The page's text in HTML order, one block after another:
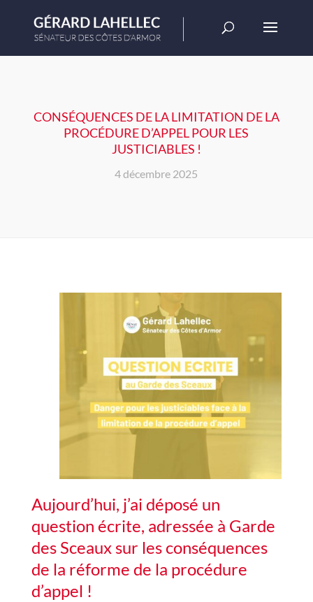
CONSÉQUENCES DE LA LIMITATION DE LA
PROCÉDURE D’APPEL POUR LES
JUSTICIABLES !
4 décembre 2025
Aujourd’hui, j’ai déposé un
question écrite, adressée à Garde
des Sceaux sur les conséquences
de la réforme de la procédure
d’appel !